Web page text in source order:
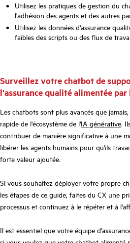
Utilisez les pratiques de gestion du
l'adhésion des agents et des autres
Utilisez les données d'assurance
faibles des scripts ou des flux de
Surveillez votre chatbot de
l'assurance qualité alimentée par
Les chatbots sont plus avancés que
rapide de l'écosystème de l'IA générative.
contribuer de manière significative à une
libérer les agents humains pour qu'ils
forte valeur ajoutée.
Si vous souhaitez déployer votre propre
les étapes de ce guide, faites du CX une
processus et continuez à le répéter et à
Il est essentiel que votre équipe